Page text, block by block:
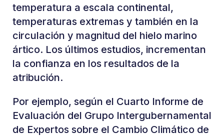
temperatura a escala continental,
temperaturas extremas y también en la
circulación y magnitud del hielo marino
ártico. Los últimos estudios, incrementan
la confianza en los resultados de la
atribución.
Por ejemplo, según el Cuarto Informe de
Evaluación del Grupo Intergubernamental
de Expertos sobre el Cambio Climático de